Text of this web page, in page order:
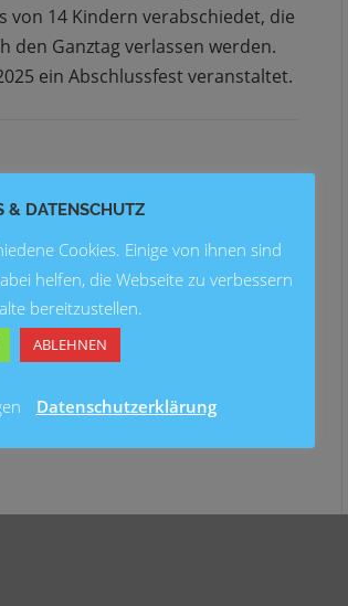
von 14 Kindern verabschiedet, die
den Ganztag verlassen werden.
ein Abschlussfest veranstaltet.
& DATENSCHUTZ
Cookies. Einige von ihnen sind
helfen, die Webseite zu verbessern
bereitzustellen.
ABLEHNEN
Datenschutzerklärung